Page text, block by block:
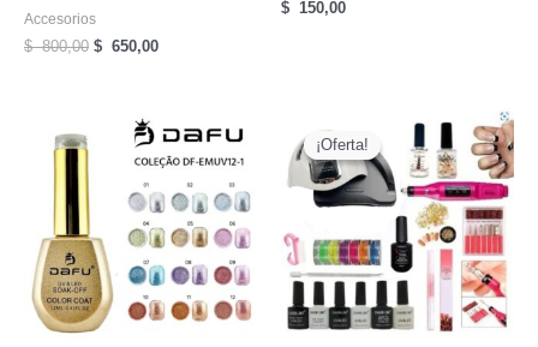
Accesorios
$800,00 El
800,00.
$ 650,00El
$
650,00.
$ 150,00
¡Oferta!
¡Oferta!